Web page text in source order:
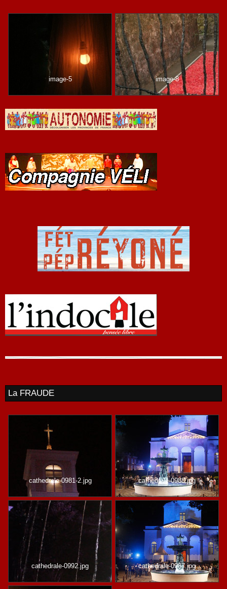
image-5 image-8
La FRAUDE
cathedrale-0981-2.jpg cathedrale-0988.jpg
cathedrale-0992.jpg cathedrale-0987.jpg